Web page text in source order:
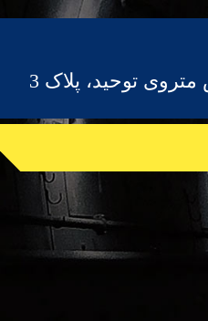
توحید، پلاک 3